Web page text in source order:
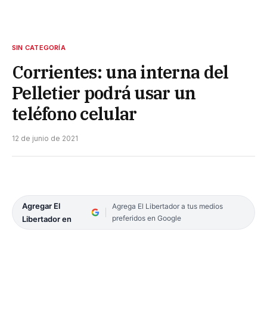
SIN CATEGORÍA
Corrientes: una interna del
Pelletier podrá usar un
teléfono celular
12 de junio de 2021
Agregar El
Libertador en
Agrega El Libertador a tus medios
preferidos en Google